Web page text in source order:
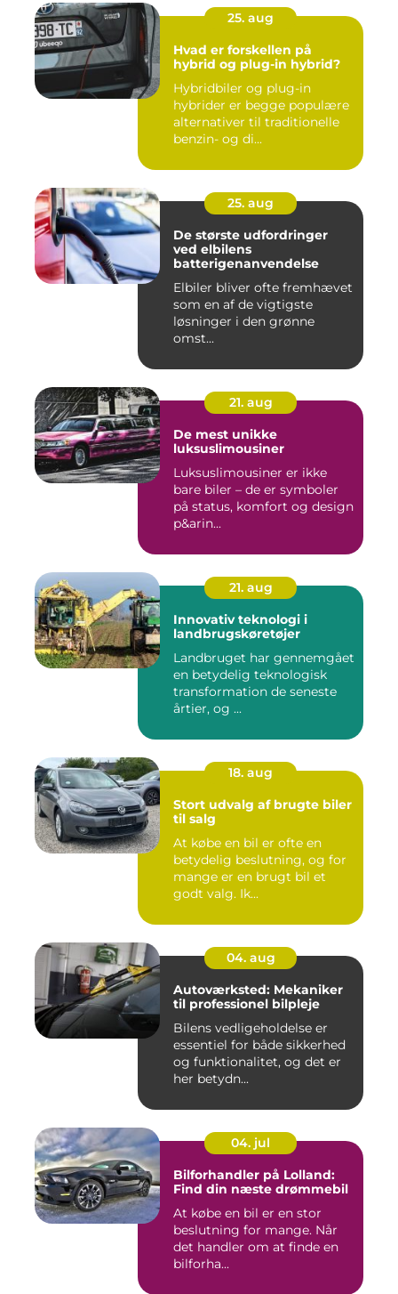
25. aug
Hvad er forskellen på
hybrid og plug-in hybrid?
Hybridbiler og plug-in
hybrider er begge populære
alternativer til traditionelle
benzin- og di...
25. aug
De største udfordringer
ved elbilens
batterigenanvendelse
Elbiler bliver ofte fremhævet
som en af de vigtigste
løsninger i den grønne
omst...
21. aug
De mest unikke
luksuslimousiner
Luksuslimousiner er ikke
bare biler – de er symboler
på status, komfort og design
p&arin...
21. aug
Innovativ teknologi i
landbrugskøretøjer
Landbruget har gennemgået
en betydelig teknologisk
transformation de seneste
årtier, og ...
18. aug
Stort udvalg af brugte biler
til salg
At købe en bil er ofte en
betydelig beslutning, og for
mange er en brugt bil et
godt valg. Ik...
04. aug
Autoværksted: Mekaniker
til professionel bilpleje
Bilens vedligeholdelse er
essentiel for både sikkerhed
og funktionalitet, og det er
her betydn...
04. jul
Bilforhandler på Lolland:
Find din næste drømmebil
At købe en bil er en stor
beslutning for mange. Når
det handler om at finde en
bilforha...